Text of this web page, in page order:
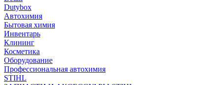
Dutybox
Автохимия
Бытовая химия
Инвентарь
Клининг
Косметика
Оборудование
Профессиональная автохимия
STIHL